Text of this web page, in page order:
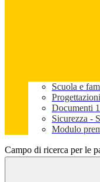
Scuola e
Documenti
Sicurezza -
Modulo
Campo di ricerca per le